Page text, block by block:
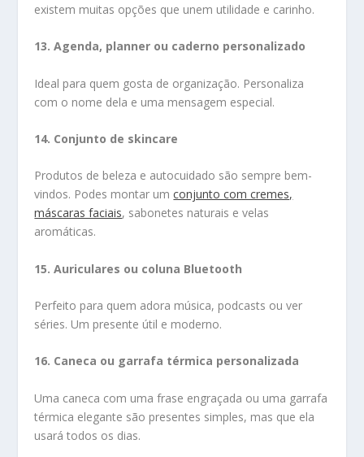
existem muitas opções que unem utilidade e carinho.
13. Agenda, planner ou caderno personalizado
Ideal para quem gosta de organização. Personaliza
com o nome dela e uma mensagem especial.
14. Conjunto de skincare
Produtos de beleza e autocuidado são sempre bem-
vindos. Podes montar umconjunto com cremes,
máscaras faciais, sabonetes naturais e velas
aromáticas.
15. Auriculares ou coluna Bluetooth
Perfeito para quem adora música, podcasts ou ver
séries. Um presente útil e moderno.
16. Caneca ou garrafa térmica personalizada
Uma caneca com uma frase engraçada ou uma garrafa
térmica elegante são presentes simples, mas que ela
usará todos os dias.